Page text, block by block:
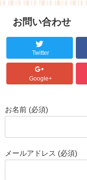
お問い合わせ
Twitter
Google+
お名前 (必須)
メールアドレス (必須)